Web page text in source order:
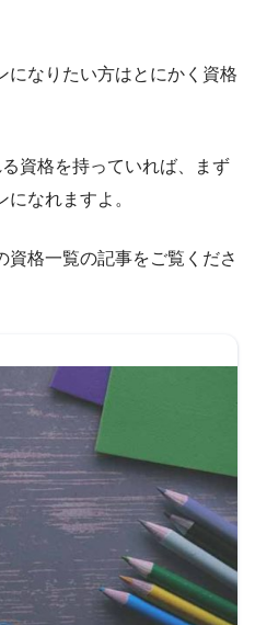
になりたい方はとにかく資格
資格を持っていれば、まず
なれますよ。
格一覧の記事をご覧くださ